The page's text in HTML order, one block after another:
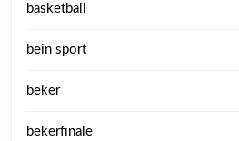
basketball
bein sport
beker
bekerfinale